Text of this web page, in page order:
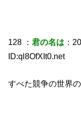
128 ：君の名は ：
ID:ql8OfXIt0.net
すべた競争の世界